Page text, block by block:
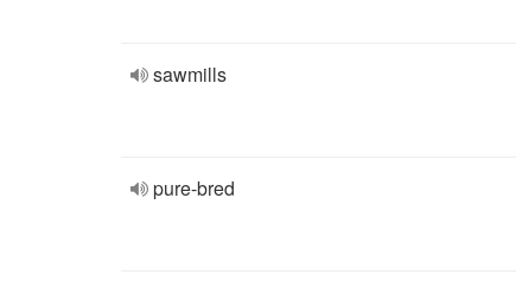
sawmills
pure-bred